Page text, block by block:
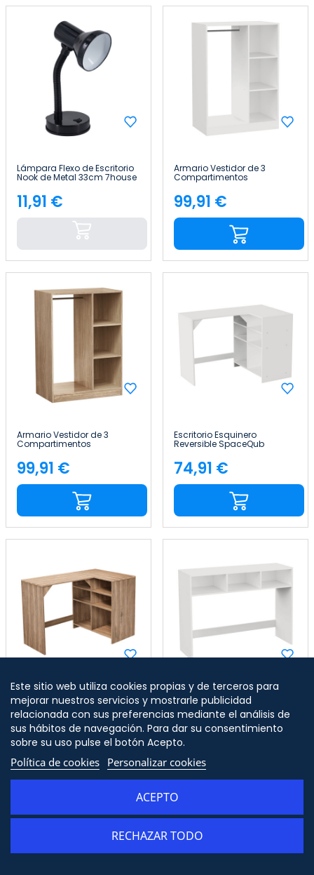
Lámpara Flexo de Escritorio
Nook de Metal 33cm 7house
Precio
11,91 €
Armario Vestidor de 3
Compartimentos
78x48x109cm 7house
Precio
99,91 €
Armario Vestidor de 3
Compartimentos
78x48x109cm 7house
Precio
99,91 €
Escritorio Esquinero
Reversible SpaceQub
110x67.5x75cm 7house
Precio
74,91 €
Escritorio Esquinero
Reversible SpaceQub
110x67.5x75cm 7house
Precio
74,91 €
Mesa Consola de 3
Compartimentos
102x33x75cm 7house
Precio
49,91 €
Este sitio web utiliza cookies propias y de terceros para
mejorar nuestros servicios y mostrarle publicidad
relacionada con sus preferencias mediante el análisis de
sus hábitos de navegación. Para dar su consentimiento
sobre su uso pulse el botón Acepto.
Política de cookies Personalizar cookies
RECHAZAR TODO
ACEPTO